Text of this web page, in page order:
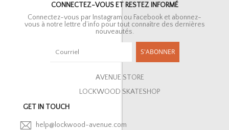
CONNECTEZ-VOUS ET RESTEZ INFORMÉ
Connectez-vous par Instagram ou Facebook et abonnez-
vous à notre lettre d’info pour tout connaître des dernières
nouveautés.
S'ABONNER
AVENUE STORE
LOCKWOOD SKATESHOP
GET IN TOUCH
help@lockwood-avenue.com